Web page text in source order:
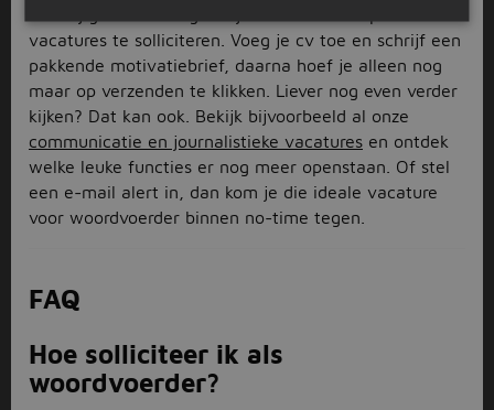
vacatures te solliciteren. Voeg je cv toe en schrijf een
pakkende motivatiebrief, daarna hoef je alleen nog
maar op verzenden te klikken. Liever nog even verder
kijken? Dat kan ook. Bekijk bijvoorbeeld al onze
communicatie en journalistieke vacatures en ontdek
welke leuke functies er nog meer openstaan. Of stel
een e-mail alert in, dan kom je die ideale vacature
voor woordvoerder binnen no-time tegen.
FAQ
Hoe solliciteer ik als
woordvoerder?